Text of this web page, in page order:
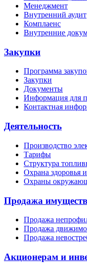
Менеджмент
Внутренний аудит
Комплаенс
Внутренние
Закупки
Программа
Закупки
Документы
Информация для
Контактная
Деятельность
Производство
Тарифы
Структура
Охрана здоровья
Охраны
Продажа
Продажа
Продажа
Продажа
Акционерам и